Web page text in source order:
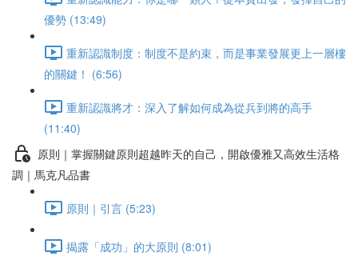
優勢 (13:49)
重新認識制度：制度不是約束，而是事業發展更上一層樓
的關鍵！ (6:56)
重新認識將才：深入了解如何成為從兵到將的高手
(11:40)
原則｜掌握關鍵原則超越昨天的自己，開啟優雅又高效生活格
調｜馬克凡品書
原則｜引言 (5:23)
揭露「成功」的大原則 (8:01)